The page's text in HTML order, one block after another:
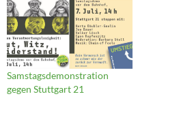
Samstagsdemonstration
gegen Stuttgart 21